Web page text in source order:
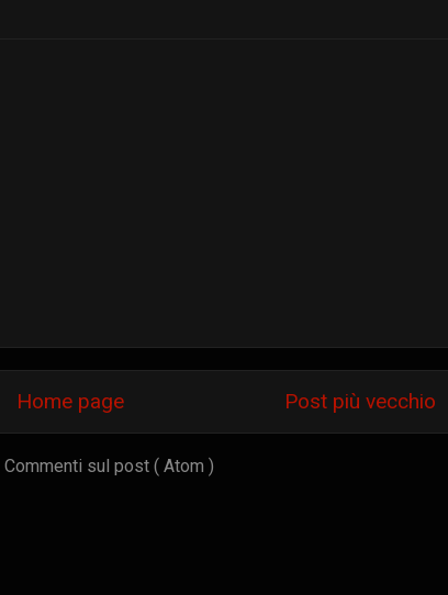
Post più vecchio
Home page
Commenti sul post ( Atom )